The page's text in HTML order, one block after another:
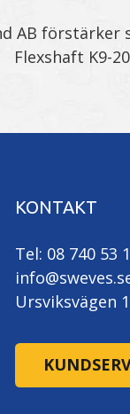
AB förstärker
Flexshaft K9-
KONTAKT
Tel: 08 740 53
Ursviksvägen